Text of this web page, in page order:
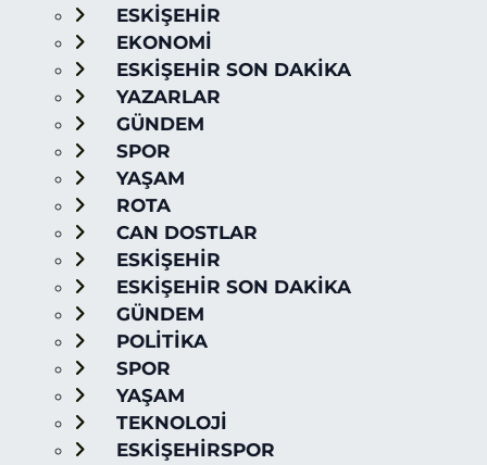
ESKİŞEHİR
EKONOMİ
ESKİŞEHİR SON DAKİKA
YAZARLAR
GÜNDEM
SPOR
YAŞAM
ROTA
CAN DOSTLAR
ESKİŞEHİR
ESKİŞEHİR SON DAKİKA
GÜNDEM
POLİTİKA
SPOR
YAŞAM
TEKNOLOJİ
ESKİŞEHİRSPOR